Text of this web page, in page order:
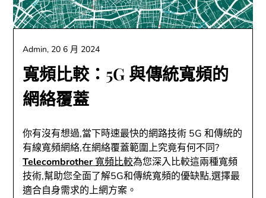
寬頻比較：5G 與傳統寬頻的
網絡覆蓋
Admin, 20 6 月 2024
你有沒有想過,當下時速最快的網路技術 5G 和傳統的
有線寬頻網絡,在網絡覆蓋範圍上究竟有何不同?
Telecombrother寬頻比較為您深入比較這兩種寬頻
技術,幫助您全面了解5G和傳統寬頻的優缺點,選擇最
適合自身需求的上網方案。